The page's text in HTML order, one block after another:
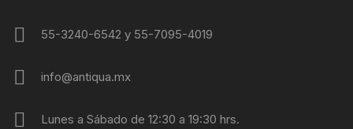
55-3240-6542 y 55-7095-4019
info@antiqua.mx
Lunes a Sábado de 12:30 a 19:30 hrs.